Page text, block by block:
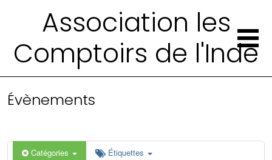
Association les
Comptoirs de l'Inde
Évènements
Catégories Étiquettes
4 h 00 min
6 h 00 min